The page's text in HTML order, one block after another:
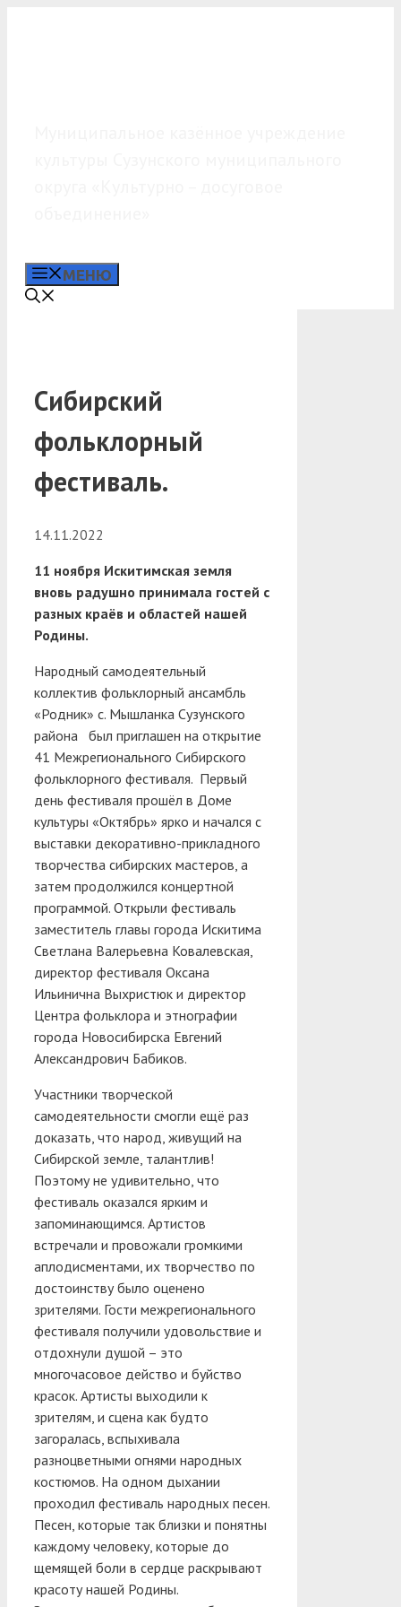
МЕНЮ
Сибирский
фольклорный
фестиваль.
14.11.2022
11 ноября Искитимская земля
вновь радушно принимала гостей с
разных краёв и областей нашей
Родины.
Народный самодеятельный
коллектив фольклорный ансамбль
«Родник» с. Мышланка Сузунского
района был приглашен на открытие
41 Межрегионального Сибирского
фольклорного фестиваля. Первый
день фестиваля прошёл в Доме
культуры «Октябрь» ярко и начался с
выставки декоративно-прикладного
творчества сибирских мастеров, а
затем продолжился концертной
программой. Открыли фестиваль
заместитель главы города Искитима
Светлана Валерьевна Ковалевская,
директор фестиваля Оксана
Ильинична Выхристюк и директор
Центра фольклора и этнографии
города Новосибирска Евгений
Александрович Бабиков.
Участники творческой
самодеятельности смогли ещё раз
доказать, что народ, живущий на
Сибирской земле, талантлив!
Поэтому не удивительно, что
фестиваль оказался ярким и
запоминающимся. Артистов
встречали и провожали громкими
аплодисментами, их творчество по
достоинству было оценено
зрителями. Гости межрегионального
фестиваля получили удовольствие и
отдохнули душой – это
многочасовое действо и буйство
красок. Артисты выходили к
зрителям, и сцена как будто
загоралась, вспыхивала
разноцветными огнями народных
костюмов. На одном дыхании
проходил фестиваль народных песен.
Песен, которые так близки и понятны
каждому человеку, которые до
щемящей боли в сердце раскрывают
красоту нашей Родины.